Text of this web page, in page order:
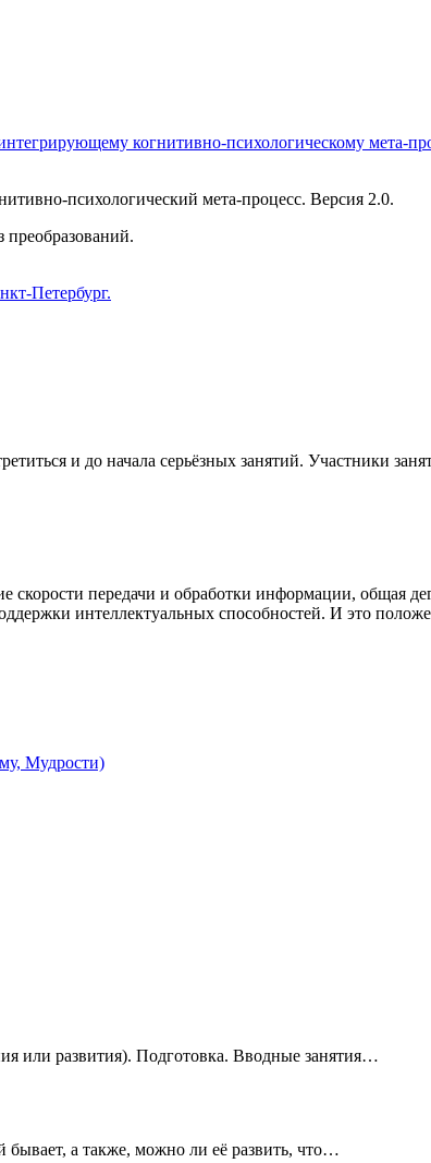
когнитивно-психологическому мета-
психологический мета-процесс. Версия 2.0.
преобразований.
Петербург.
и до начала серьёзных занятий. Участники
передачи и обработки информации, общая
интеллектуальных способностей. И это
Мудрости)
или развития). Подготовка. Вводные занятия…
бывает, а также, можно ли её развить, что…